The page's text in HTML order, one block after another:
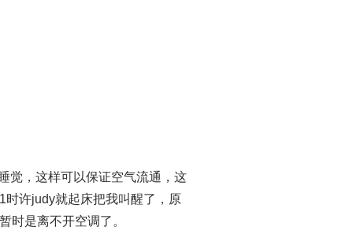
觉，这样可以保证空气流通，这
时许judy就起床把我叫醒了，原
时是离不开空调了。